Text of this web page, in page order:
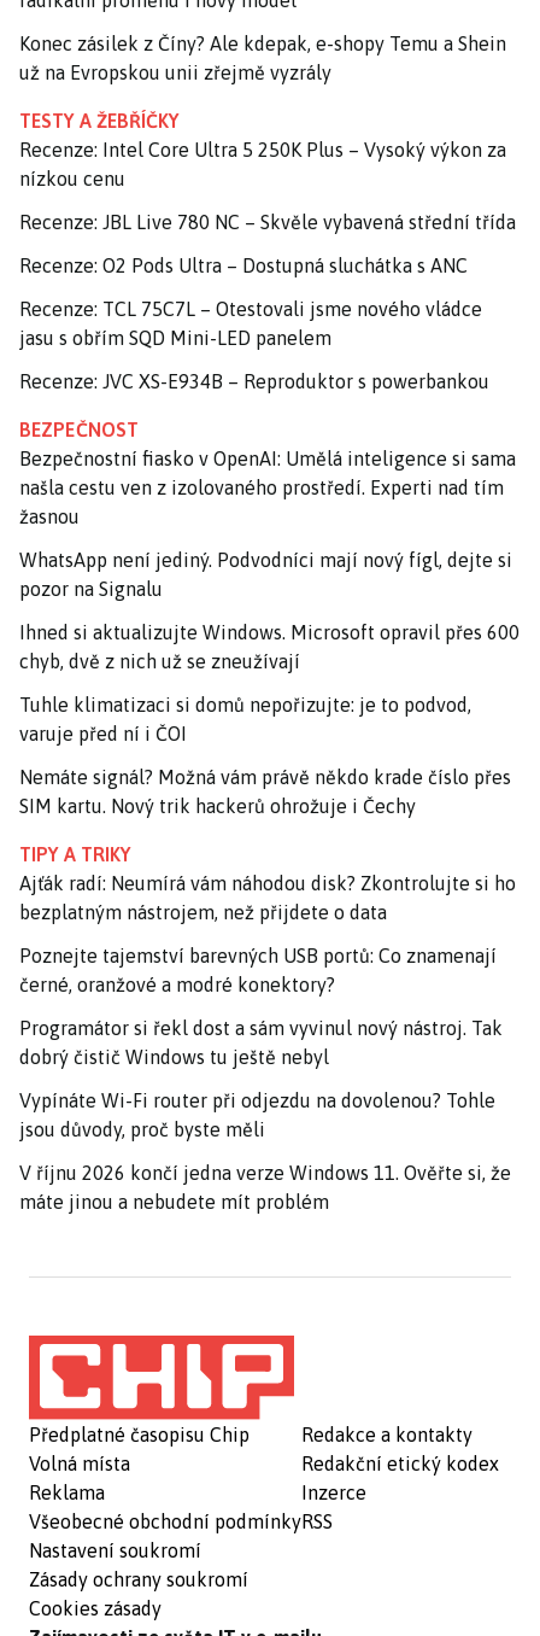
Konec zásilek z Číny? Ale kdepak, e-shopy Temu a Shein
už na Evropskou unii zřejmě vyzrály
TESTY A ŽEBŘÍČKY
Recenze: Intel Core Ultra 5 250K Plus – Vysoký výkon za
nízkou cenu
Recenze: JBL Live 780 NC – Skvěle vybavená střední třída
Recenze: O2 Pods Ultra – Dostupná sluchátka s ANC
Recenze: TCL 75C7L – Otestovali jsme nového vládce
jasu s obřím SQD Mini-LED panelem
Recenze: JVC XS-E934B – Reproduktor s powerbankou
BEZPEČNOST
Bezpečnostní fiasko v OpenAI: Umělá inteligence si sama
našla cestu ven z izolovaného prostředí. Experti nad tím
žasnou
WhatsApp není jediný. Podvodníci mají nový fígl, dejte si
pozor na Signalu
Ihned si aktualizujte Windows. Microsoft opravil přes 600
chyb, dvě z nich už se zneužívají
Tuhle klimatizaci si domů nepořizujte: je to podvod,
varuje před ní i ČOI
Nemáte signál? Možná vám právě někdo krade číslo přes
SIM kartu. Nový trik hackerů ohrožuje i Čechy
TIPY A TRIKY
Ajťák radí: Neumírá vám náhodou disk? Zkontrolujte si ho
bezplatným nástrojem, než přijdete o data
Poznejte tajemství barevných USB portů: Co znamenají
černé, oranžové a modré konektory?
Programátor si řekl dost a sám vyvinul nový nástroj. Tak
dobrý čistič Windows tu ještě nebyl
Vypínáte Wi-Fi router při odjezdu na dovolenou? Tohle
jsou důvody, proč byste měli
V říjnu 2026 končí jedna verze Windows 11. Ověřte si, že
máte jinou a nebudete mít problém
Předplatné časopisu Chip
Volná místa
Reklama
Všeobecné obchodní podmínky
Nastavení soukromí
Zásady ochrany soukromí
Cookies zásady
Redakce a kontakty
Redakční etický kodex
Inzerce
RSS